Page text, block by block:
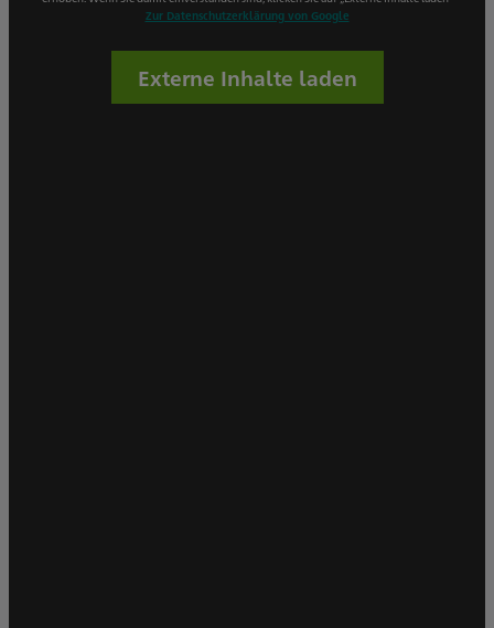
Zur Datenschutzerklärung von Google
Externe Inhalte laden